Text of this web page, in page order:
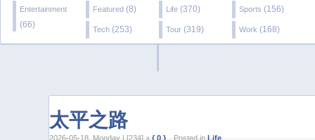
Entertainment
(66)
Featured (8) Life (370) Sports (156)
Tech (253) Tour (319) Work (168)
太平之路
2026-05-18, Monday | [234] ×{ 0 }，Posted inLife